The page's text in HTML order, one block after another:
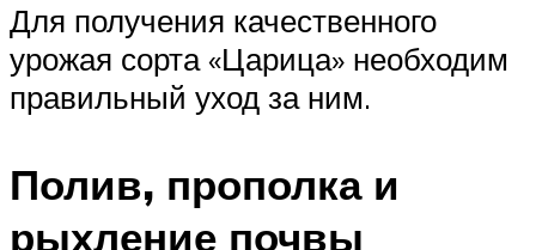
Для получения качественного
урожая сорта «Царица» необходим
правильный уход за ним.
Полив, прополка и
рыхление почвы